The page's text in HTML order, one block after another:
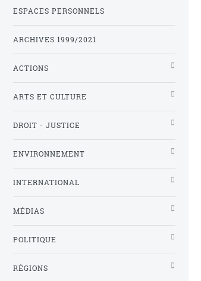
ESPACES PERSONNELS
ARCHIVES 1999/2021
ACTIONS
ARTS ET CULTURE
DROIT - JUSTICE
ENVIRONNEMENT
INTERNATIONAL
MÉDIAS
POLITIQUE
RÉGIONS